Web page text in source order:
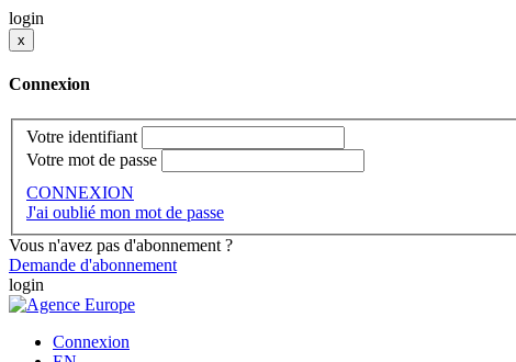
login
x
Connexion
Votre identifiant
Votre mot de passe
CONNEXION
J'ai oublié mon mot de passe
Vous n'avez pas d'abonnement ?
Demande d'abonnement
login
Connexion